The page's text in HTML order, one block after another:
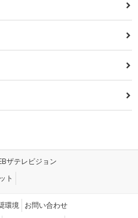
ザテレビジョン
ト
環境 お問い合わせ